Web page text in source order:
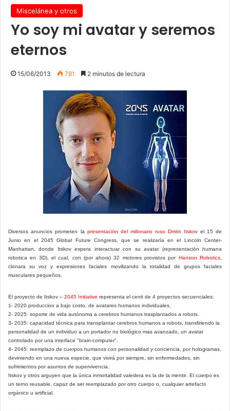
Miscelánea y otros
Yo soy mi avatar y seremos
eternos
15/06/2013 781 2 minutos de lectura
Diversos anuncios prometen la presentación del millonario ruso Dmitri Itskovel 15 de
Junio en el 2045 Global Future Congress, que se realizaría en el Lincoln Center-
Manhattan, donde Itskov espera interactuar con su avatar (representación humana
robotica en 3D), el cual, con (por ahora) 32 motores provistos por Hanson Robotics
clonara su voz y expresiones faciales movilizando la totalidad de grupos faciales
musculares pequeños.
El proyecto de Itskov – 2045 Initiative representa el cenit de 4 proyectos secuenciales:
1- 2020 produccion a bajo costo, de avatares humanos individuales.
2- 2025: soporte de vida autónoma a cerebros humanos trasplantados a robots.
3- 2035: capacidad técnica para transplantar cerebros humanos a robots, transfiriendo la
personalidad de un individuo a un portador no biológico mas avanzado, un avatar
controlado por una interface "brain-computer".
4- 2045: reemplazo de cuerpos humanos con personalidad y conciencia, por hologramas,
deviniendo en una nueva especie, que vivirá por siempre, sin enfermedades, sin
sufrimientos por asuntos de supervivencia.
Itskov y otros arguyen que la única inmortalidad valedera es la de la mente. El cuerpo es
un terno reusable, capaz de ser reemplazado por otro cuerpo o, cualquier artefacto
orgánico u artificial.